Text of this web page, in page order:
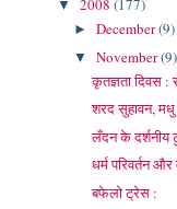
▼ 2008 (177)
►December(9)
▼November(9)
कृतज्ञता दिवस :
शरद सुहावन,
लँदन के दर्शनीय
धर्म परिवर्तन
बफेलो ट्रेस :